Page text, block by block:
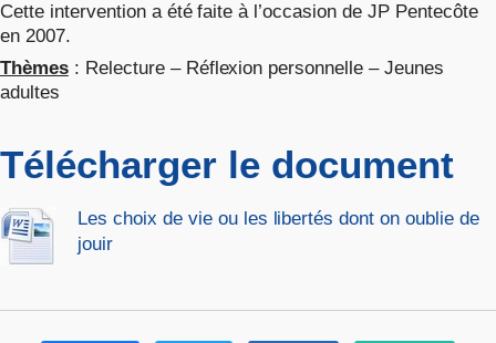
Cette intervention a été faite à l’occasion de JP Pentecôte
en 2007.
Thèmes: Relecture – Réflexion personnelle – Jeunes
adultes
Télécharger le document
Les choix de vie ou les libertés dont on oublie de
jouir